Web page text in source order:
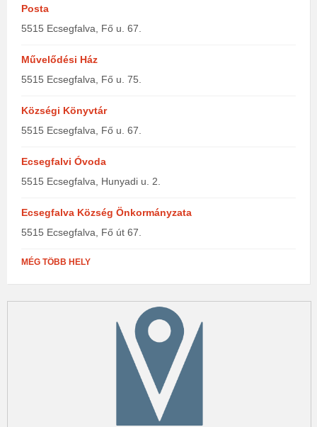
Posta
5515 Ecsegfalva, Fő u. 67.
Művelődési Ház
5515 Ecsegfalva, Fő u. 75.
Községi Könyvtár
5515 Ecsegfalva, Fő u. 67.
Ecsegfalvi Óvoda
5515 Ecsegfalva, Hunyadi u. 2.
Ecsegfalva Község Önkormányzata
5515 Ecsegfalva, Fő út 67.
MÉG TÖBB HELY